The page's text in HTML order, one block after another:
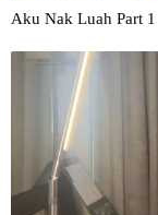
Aku Nak Luah Part 1